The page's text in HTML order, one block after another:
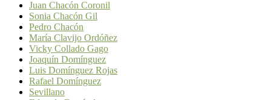
Juan Chacón Coronil
Sonia Chacón Gil
Pedro Chacón
María Clavijo Ordóñez
Vicky Collado Gago
Joaquín Domínguez
Luis Domínguez Rojas
Rafael Domínguez
Sevillano